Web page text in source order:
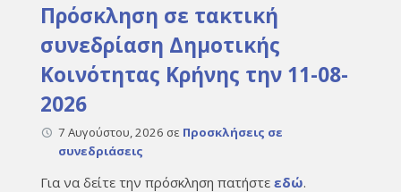
Πρόσκληση σε τακτική
συνεδρίαση Δημοτικής
Κοινότητας Κρήνης την 11-08-
2026
7 Αυγούστου, 2026 σε Προσκλήσεις σε
συνεδριάσεις
Για να δείτε την πρόσκληση πατήστε εδώ.